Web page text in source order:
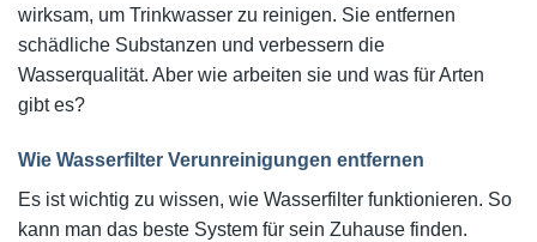
wirksam, um Trinkwasser zu reinigen. Sie entfernen
schädliche Substanzen und verbessern die
Wasserqualität. Aber wie arbeiten sie und was für Arten
gibt es?
Wie Wasserfilter Verunreinigungen entfernen
Es ist wichtig zu wissen, wie Wasserfilter funktionieren. So
kann man das beste System für sein Zuhause finden.